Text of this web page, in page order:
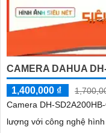
CAMERA DAHUA
1,400,000 ₫
Camera DH-
lượng với công nghệ